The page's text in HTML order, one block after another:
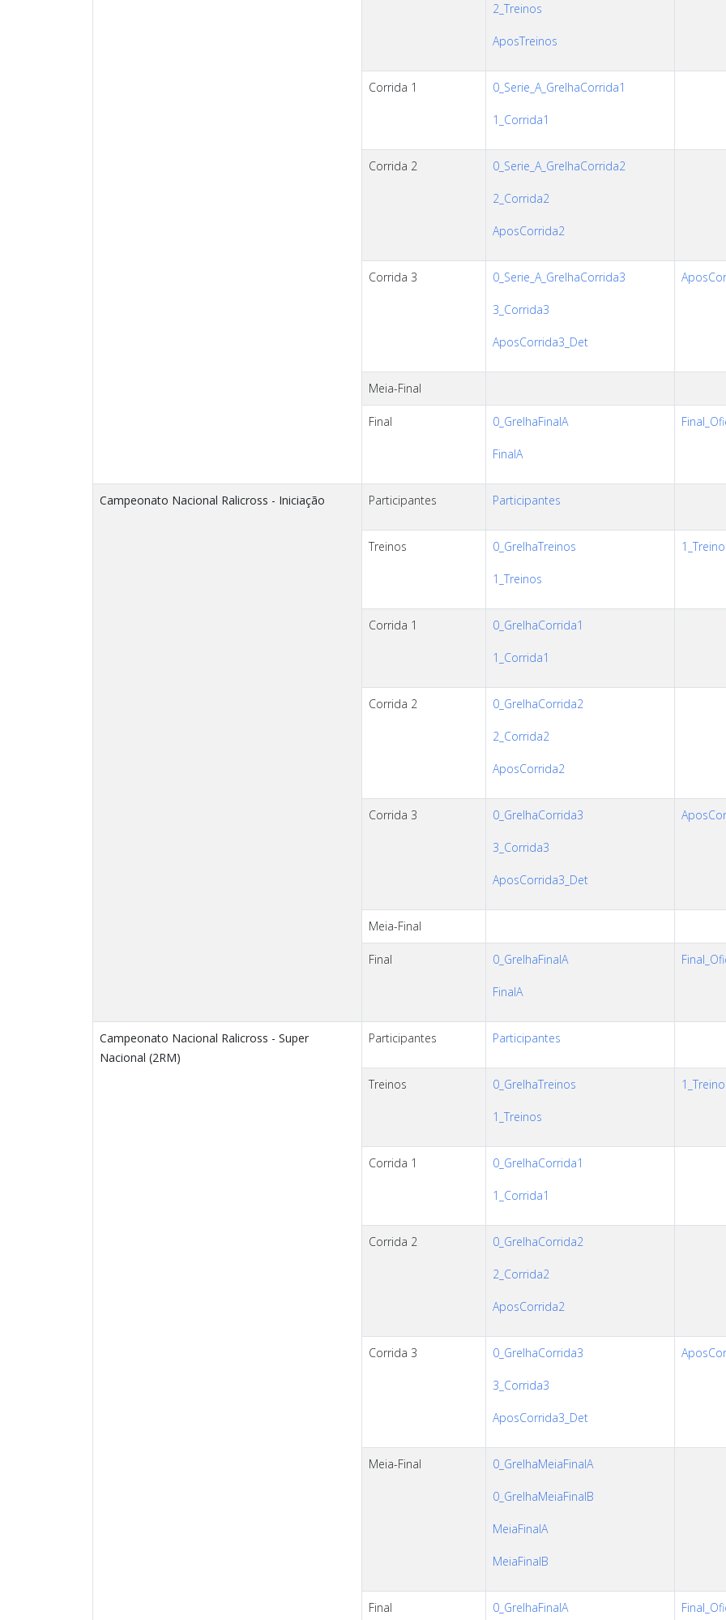
2_Treinos
AposTreinos
Corrida 1 0_Serie_A_GrelhaCorrida1
1_Corrida1
Corrida 2 0_Serie_A_GrelhaCorrida2
2_Corrida2
AposCorrida2
Corrida 3 0_Serie_A_GrelhaCorrida3
3_Corrida3
AposCorrida3_Det
Meia-Final
Final 0_GrelhaFinalA
FinalA
Campeonato Nacional Ralicross - Iniciação Participantes Participantes
Treinos 0_GrelhaTreinos
1_Treinos
Corrida 1 0_GrelhaCorrida1
1_Corrida1
Corrida 2 0_GrelhaCorrida2
2_Corrida2
AposCorrida2
Corrida 3 0_GrelhaCorrida3
3_Corrida3
AposCorrida3_Det
Meia-Final
Final 0_GrelhaFinalA
FinalA
Campeonato Nacional Ralicross - Super
Nacional (2RM)
Participantes Participantes
Treinos 0_GrelhaTreinos
1_Treinos
Corrida 1 0_GrelhaCorrida1
1_Corrida1
Corrida 2 0_GrelhaCorrida2
2_Corrida2
AposCorrida2
Corrida 3 0_GrelhaCorrida3
3_Corrida3
AposCorrida3_Det
Meia-Final 0_GrelhaMeiaFinalA
0_GrelhaMeiaFinalB
MeiaFinalA
MeiaFinalB
Final 0_GrelhaFinalA